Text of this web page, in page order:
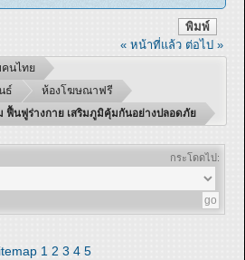
พิมพ์
« หน้าที่แล้ว ต่อไป »
คนไทย
ธ์
ห้องโฆษณาฟรี
ฟื้นฟูร่างกาย เสริมภูมิคุ้มกันอย่างปลอดภัย
กระโดดไป:
1 2 3 4 5